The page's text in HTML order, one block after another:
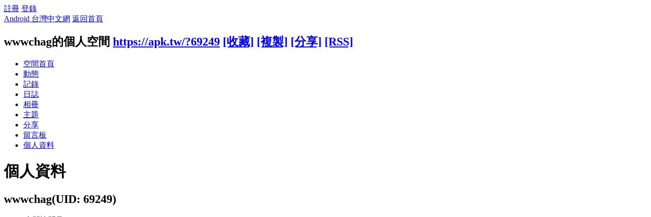
註冊 登錄
Android 台灣中文網 返回首頁
wwwchag的個人空間 https://apk.tw/?69249 [收藏] [複製] [分享] [RSS]
空間首頁
動態
記錄
日誌
相冊
主題
分享
留言板
個人資料
個人資料
wwwchag(UID: 69249)